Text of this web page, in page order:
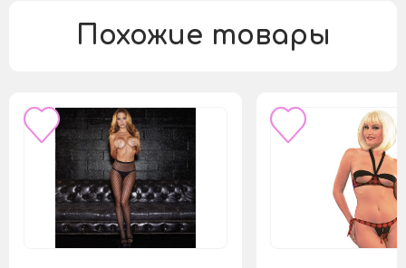
Похожие товары